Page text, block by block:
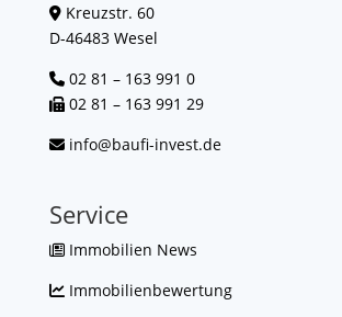
Kreuzstr. 60
D-46483 Wesel
02 81 – 163 991 0
02 81 – 163 991 29
info@baufi-invest.de
Service
Immobilien News
Immobilienbewertung